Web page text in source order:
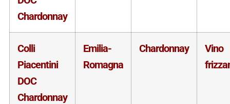
Chardonnay
Colli
Piacentini
DOC
Chardonnay
Emilia-
Romagna
Chardonnay
Vino